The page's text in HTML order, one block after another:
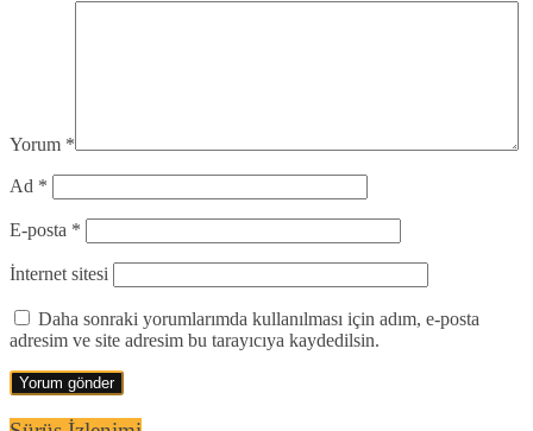
Yorum *
Ad *
E-posta *
İnternet sitesi
Daha sonraki yorumlarımda kullanılması için adım, e-posta
adresim ve site adresim bu tarayıcıya kaydedilsin.